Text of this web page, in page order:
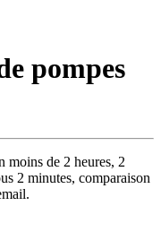
pompes
moins de 2 heures, 2
2 minutes, comparaison